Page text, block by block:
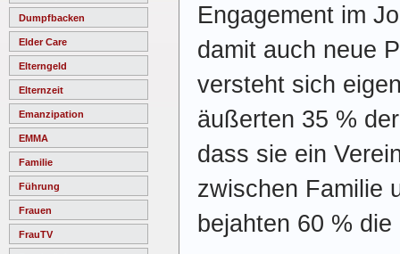
Dumpfbacken
Elder Care
Elterngeld
Elternzeit
Emanzipation
EMMA
Familie
Führung
Frauen
FrauTV
Engagement im
damit auch neue
versteht sich
äußerten 35 %
dass sie ein
zwischen Familie
bejahten 60 %